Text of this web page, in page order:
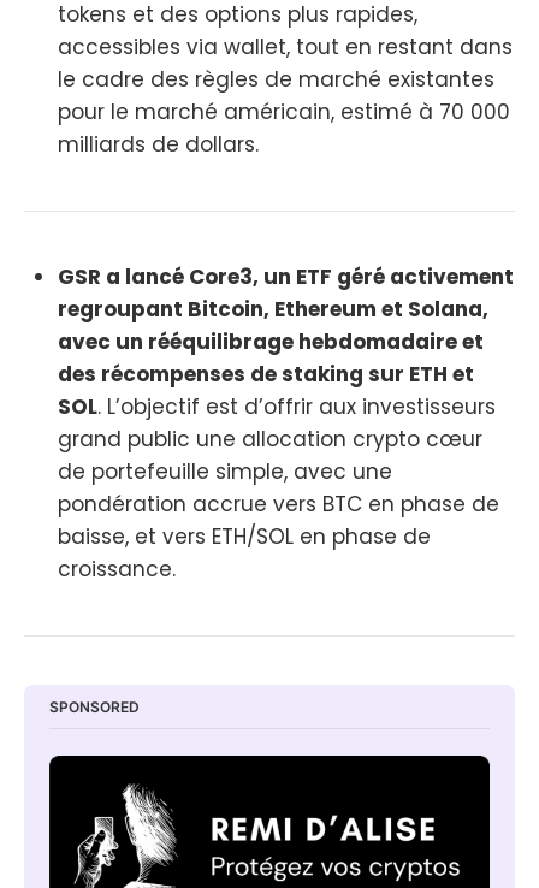
tokens et des options plus rapides,
accessibles via wallet, tout en restant dans
le cadre des règles de marché existantes
pour le marché américain, estimé à 70 000
milliards de dollars.
GSR a lancé Core3, un ETF géré activement
regroupant Bitcoin, Ethereum et Solana,
avec un rééquilibrage hebdomadaire et
des récompenses de staking sur ETH et
SOL. L’objectif est d’offrir aux investisseurs
grand public une allocation crypto cœur
de portefeuille simple, avec une
pondération accrue vers BTC en phase de
baisse, et vers ETH/SOL en phase de
croissance.
SPONSORED